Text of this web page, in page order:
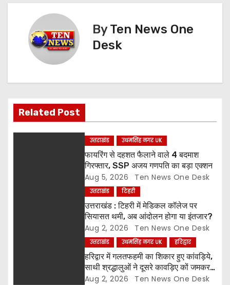
v
i
g
ByTen News One
Desk
Related Post
उत्तराखंड उधमसिंह नगर UK
फायरिंग से दहशत फैलाने वाले 4 बदमाश
गिरफ्तार, SSP अजय गणपति का बड़ा एक्शन
Aug 5, 2026 Ten News One Desk
उत्तराखंड टिहरी
उत्तराखंड : टिहरी में मेडिकल कॉलेज पर
सियासत थमी, अब आंदोलन होगा या इंतजार?
Aug 2, 2026 Ten News One Desk
उत्तराखंड उधमसिंह नगर UK हरिद्वार
हरिद्वार में गलतफहमी का शिकार हुए कांवड़िये,
साथी श्रद्धालुओं ने दूसरे कावड़िए कों जमकर
पीटा और कार तोड़ी
Aug 2, 2026 Ten News One Desk